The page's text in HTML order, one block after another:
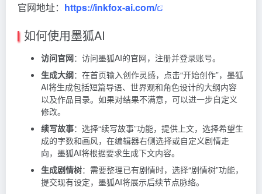
官网地址： https://inkfox-ai.com/
如何使用墨狐AI
访问官网：访问墨狐AI的官网，注册并登录账号。
生成大纲：在首页输入创作灵感，点击“开始创作”，墨狐
AI将生成包括短篇导语、世界观和角色设计的大纲内容
以及作品目录。如果对结果不满意，可以进一步自定义
修改。
续写故事：选择“续写故事”功能，提供上文，选择希望生
成的字数和画风，在编辑器右侧选择或自定义剧情走
向，墨狐AI将根据要求生成下文内容。
生成剧情树：需要整理已有剧情时，选择“剧情树”功能，
提交现有设定，墨狐AI将展示后续节点脉络。